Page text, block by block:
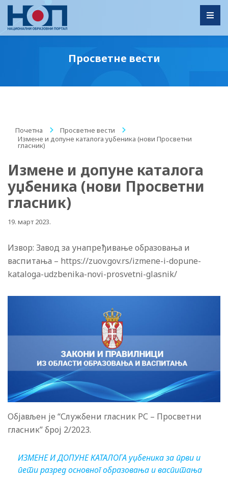
Просветне вести
Почетна / Просветне вести
/
Измене и допуне каталога уџбеника (нови Просветни
гласник)
Измене и допуне каталога
уџбеника (нови Просветни
гласник)
19. март 2023.
Извор: Завод за унапређивање образовања и
васпитања – https://zuov.gov.rs/izmene-i-dopune-
kataloga-udzbenika-novi-prosvetni-glasnik/
Објављен је “Службени гласник РС – Просветни
гласник” број 2/2023.
ИЗМЕНE И ДОПУНЕ КАТАЛОГА уџбеника за први и
пети разред основног образовања и васпитања